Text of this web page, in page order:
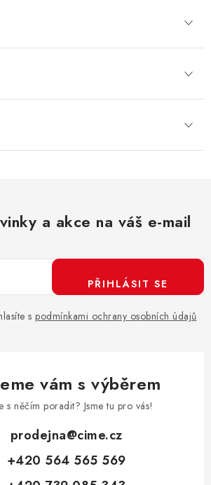
a akce na váš e-mail
s podmínkami ochrany osobních údajů
PŘIHLÁSIT SE
vám s výběrem
s něčím poradit? Jsme tu pro vás!
prodejna@cime.cz
+420 564 565 569